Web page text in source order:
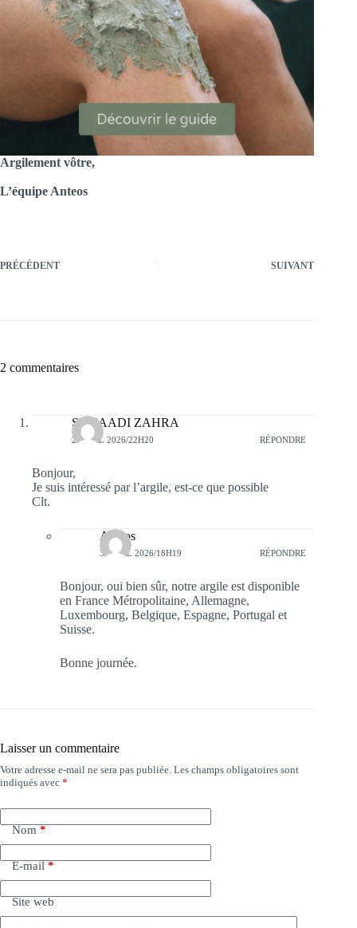
Argilement vôtre,
L’équipe Anteos
PRÉCÉDENT SUIVANT
2 commentaires
SOUAADI ZAHRA
2 AVRIL 2026/22H20 RÉPONDRE
Bonjour,
Je suis intéressé par l’argile, est-ce que possible
Clt.
Anteos
3 AVRIL 2026/18H19 RÉPONDRE
Bonjour, oui bien sûr, notre argile est disponible
en France Métropolitaine, Allemagne,
Luxembourg, Belgique, Espagne, Portugal et
Suisse.
Bonne journée.
Laisser un commentaire
Votre adresse e-mail ne sera pas publiée. Les champs obligatoires sont
indiqués avec *
Nom*
E-mail*
Site web